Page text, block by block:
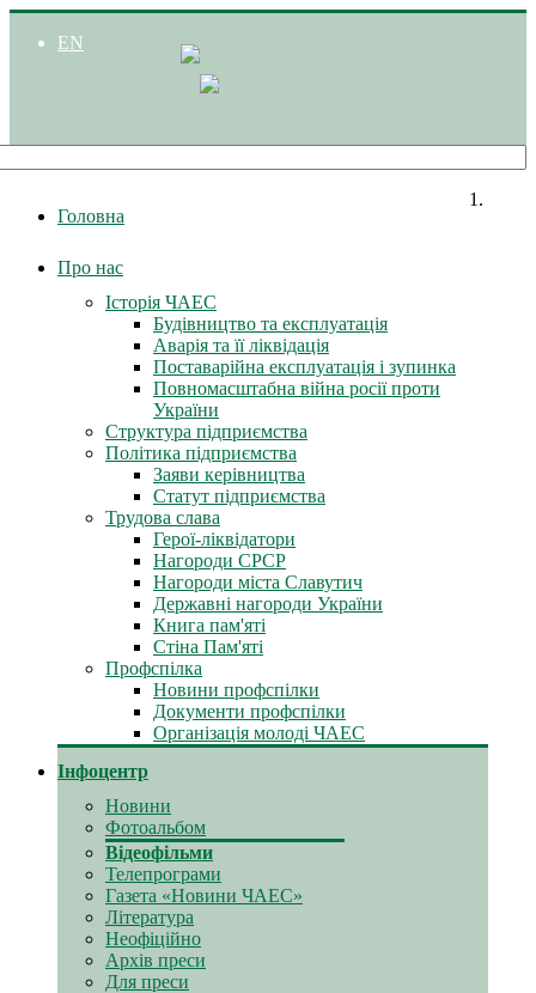
EN
Головна
Про нас
Історія ЧАЕС
Будівництво та експлуатація
Аварія та її ліквідація
Поставарійна експлуатація і зупинка
Повномасштабна війна росії проти
України
Структура підприємства
Політика підприємства
Заяви керівництва
Статут підприємства
Трудова слава
Герої-ліквідатори
Нагороди СРСР
Нагороди міста Славутич
Державні нагороди України
Книга пам'яті
Стіна Пам'яті
Профспілка
Новини профспілки
Документи профспілки
Організація молоді ЧАЕС
Інфоцентр
Новини
Фотоальбом
Відеофільми
Телепрограми
Газета «Новини ЧАЕС»
Література
Неофіційно
Архів преси
Для преси